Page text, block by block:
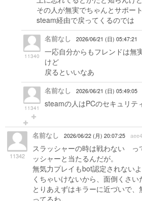
その人が無実でちゃんとサポー
steam経由で戻ってくるのでは
11340
名前なし 2026/06/21 (日) 05:47:21
一応自分からもフレンドは無
けど
戻るといいなあ
11341
名前なし 2026/06/21 (日) 05:49:05
steamの人はPCのセキュリテ
11342
名前なし 2026/06/22 (月) 20:07:25
スラッシャーの時は戦わない っ
ッシャーと当たるんだが。
無気力プレイもbot認定されない
くちゃいけないから、面倒くさい
とりあえずはキラーに近づいで、
ってるわ。